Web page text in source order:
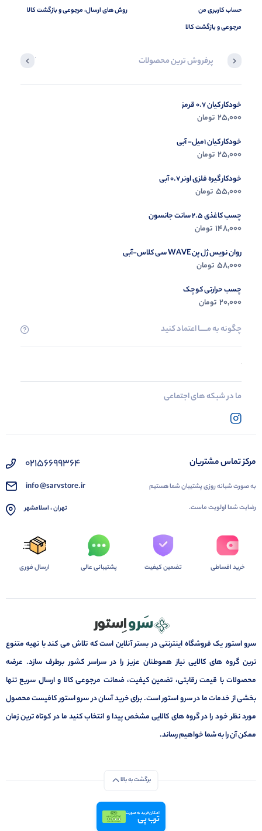
حساب کاربری من
مرجوعی و بازگشت کالا
روش های ارسال، مرجوعی و بازگشت کالا
پرفروش ترین محصولات آخرین
خودکار کیان 0.7 قرمز
25,000 تومان
خودکار کیان 1میل- آبی
25,000 تومان
خودکار گیره فلزی اونر 0.7 آبی
55,000 تومان
چسب کاغذی 2.5 سانت جانسون
148,000 تومان
روان نویس ژل پن WAVE سی کلاس-آبی
58,000 تومان
چسب حرارتی کوچک
20,000 تومان
چگونه به مــــــا اعتماد کنید
ما در شبکه های اجتماعی
مرکز تماس مشتریان
به صورت شبانه روزی پشتیبان شما هستیم
رضایت شما اولویت ماست.
02156699364
info @sarvstore.ir
تهران ، اسلامشهر
خرید اقساطی تضمین کیفیت پشتیبانی عالی ارسال فوری
سرو استور یک فروشگاه اینترنتی در بستر آنلاین است که تلاش می کند با تهیه متنوع
ترین گروه های کالایی نیاز هموطنان عزیز را در سراسر کشور برطرف سازد. عرضه
محصولات با قیمت رقابتی، تضمین کیفیت، ضمانت مرجوعی کالا و ارسال سریع تنها
بخشی از خدمات ما در سرو استور است. برای خرید آسان در سرو استور کافیست محصول
مورد نظر خود را در گروه های کالایی مشخص پیدا و انتخاب کنید ما در کوتاه ترین زمان
ممکن آن را به شما خواهیم رساند.
برگشت به بالا
امکان خرید به صورت
ترب پی